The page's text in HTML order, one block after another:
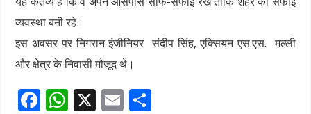
व्यवस्था बनी रहे।
इस अवसर पर निगरान इंजीनियर संदीप सिंह, एक्सियन एस.एस. मल्ली
और क्षेत्र के निवासी मौजूद थे।
F
W X
E